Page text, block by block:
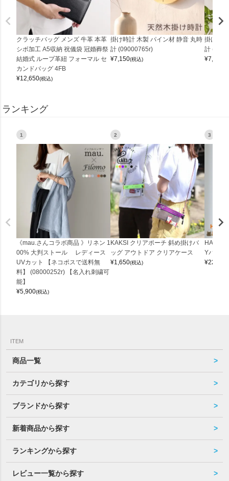
クラッチバッグ メンズ 牛革 本革
シボ加工 A5収納 祝儀袋 冠婚葬祭
結婚式 ループ革紐 フォーマル セ
カンドバッグ 4FB
¥12,650(税込)
掛け時計 木製 パイン材 静音 丸時
計 (09000765r)
¥7,150(税込)
掛け時
計
¥7,150
ランキング
1
《mau.さんコラボ商品 》リネン 1
00% 大判ストール レディース
UVカット 【ネコポスで送料無
料】 (08000252r) 【名入れ刺繍可
能】
¥5,900(税込)
2
KAKSI クリアポーチ 斜め掛けバ
ッグ アウトドア クリアケース
¥1,650(税込)
3
Yバッグ
¥22,000
ITEM
商品一覧
カテゴリから探す
ブランドから探す
新着商品から探す
ランキングから探す
レビュー一覧から探す